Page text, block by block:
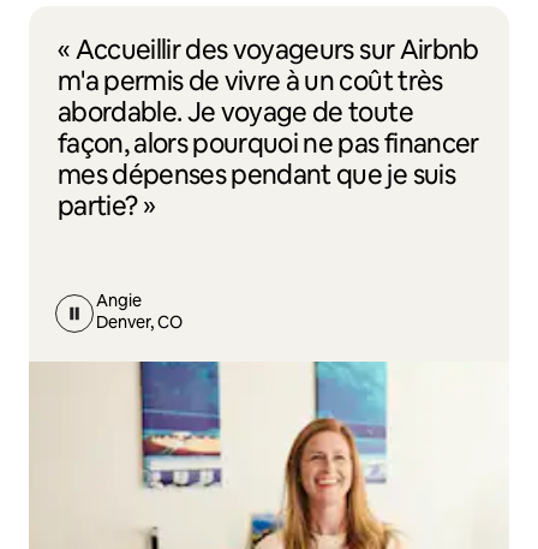
« Accueillir des voyageurs sur Airbnb
m'a permis de vivre à un coût très
abordable. Je voyage de toute
façon, alors pourquoi ne pas financer
mes dépenses pendant que je suis
partie? »
Angie
Denver, CO